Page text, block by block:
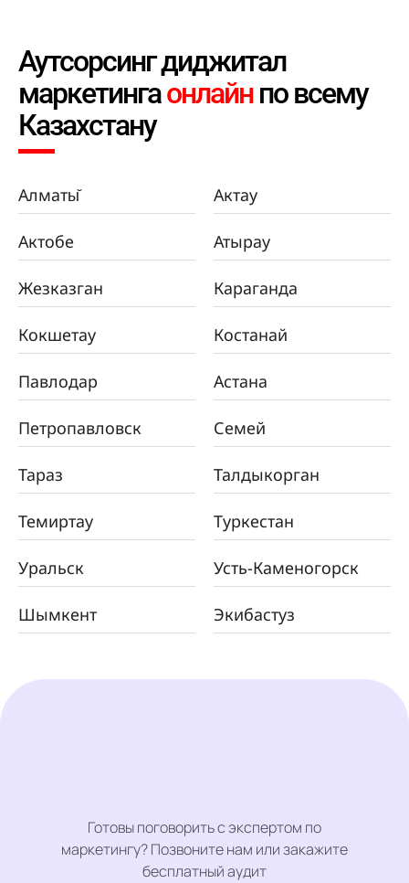
Аутсорсинг диджитал
маркетингаонлайнпо всему
Казахстану
Алматы̆ Актау
Актобе Атырау
Жезказган Караганда
Кокшетау Костанай
Павлодар Астана
Петропавловск Семей
Тараз Талдыкорган
Темиртау Туркестан
Уральск Усть-Каменогорск
Шымкент Экибастуз
Готовы поговорить с экспертом по
маркетингу? Позвоните нам или закажите
бесплатный аудит